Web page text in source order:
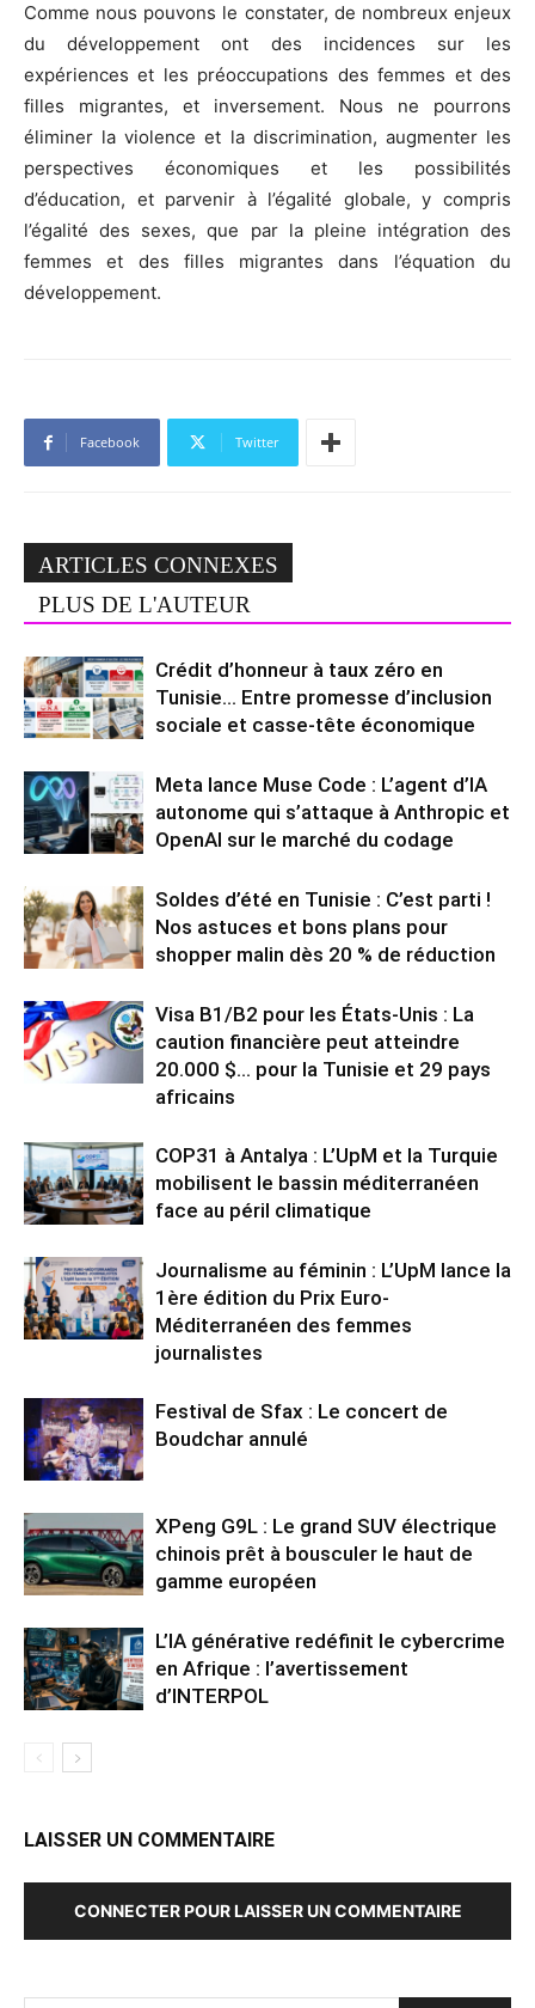
Comme nous pouvons le constater, de nombreux enjeux
du développement ont des incidences sur les
expériences et les préoccupations des femmes et des
filles migrantes, et inversement. Nous ne pourrons
éliminer la violence et la discrimination, augmenter les
perspectives économiques et les possibilités
d’éducation, et parvenir à l’égalité globale, y compris
l’égalité des sexes, que par la pleine intégration des
femmes et des filles migrantes dans l’équation du
développement.
Facebook Twitter
ARTICLES CONNEXES
PLUS DE L'AUTEUR
Crédit d’honneur à taux zéro en
Tunisie… Entre promesse d’inclusion
sociale et casse-tête économique
Meta lance Muse Code : L’agent d’IA
autonome qui s’attaque à Anthropic et
OpenAI sur le marché du codage
Soldes d’été en Tunisie : C’est parti !
Nos astuces et bons plans pour
shopper malin dès 20 % de réduction
Visa B1/B2 pour les États-Unis : La
caution financière peut atteindre
20.000 $… pour la Tunisie et 29 pays
africains
COP31 à Antalya : L’UpM et la Turquie
mobilisent le bassin méditerranéen
face au péril climatique
Journalisme au féminin : L’UpM lance la
1ère édition du Prix Euro-
Méditerranéen des femmes
journalistes
Festival de Sfax : Le concert de
Boudchar annulé
XPeng G9L : Le grand SUV électrique
chinois prêt à bousculer le haut de
gamme européen
L’IA générative redéfinit le cybercrime
en Afrique : l’avertissement
d’INTERPOL
LAISSER UN COMMENTAIRE
CONNECTER POUR LAISSER UN COMMENTAIRE